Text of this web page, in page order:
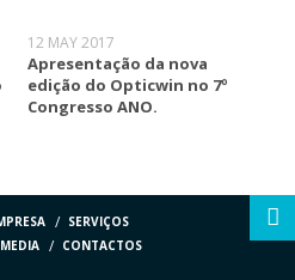
12 MAY 2017
Apresentação da nova
edição do Opticwin no 7º
Congresso ANO.
SERVIÇOS
MEDIA CONTACTOS